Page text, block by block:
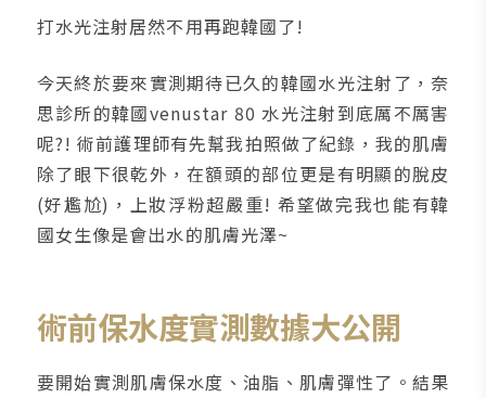
打水光注射居然不用再跑韓國了!
今天終於要來實測期待已久的韓國水光注射了，奈
思診所的韓國venustar 80 水光注射到底厲不厲害
呢?! 術前護理師有先幫我拍照做了紀錄，我的肌膚
除了眼下很乾外，在額頭的部位更是有明顯的脫皮
(好尷尬)，上妝浮粉超嚴重! 希望做完我也能有韓
國女生像是會出水的肌膚光澤~
術前保水度實測數據大公開
要開始實測肌膚保水度、油脂、肌膚彈性了。結果